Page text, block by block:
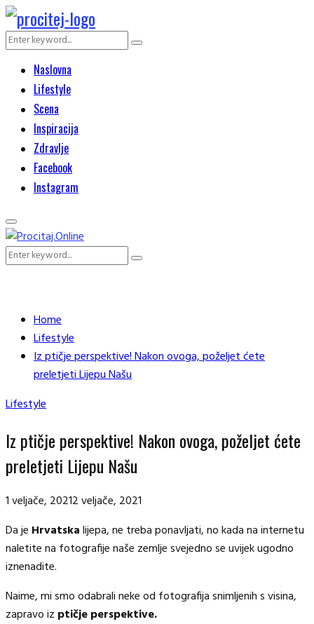
Search
Search
Naslovna
Lifestyle
Scena
Inspiracija
Zdravlje
Facebook
Instagram
Primary
Menu
Search
Search
Home
Lifestyle
Iz ptičje perspektive! Nakon ovoga, poželjet ćete
preletjeti Lijepu Našu
Lifestyle
Iz ptičje perspektive! Nakon ovoga, poželjet ćete
preletjeti Lijepu Našu
1 veljače, 20212 veljače, 2021
Da je Hrvatskalijepa, ne treba ponavljati, no kada na internetu
naletite na fotografije naše zemlje svejedno se uvijek ugodno
iznenadite.
Naime, mi smo odabrali neke od fotografija snimljenih s visina,
zapravo iz ptičje perspektive.